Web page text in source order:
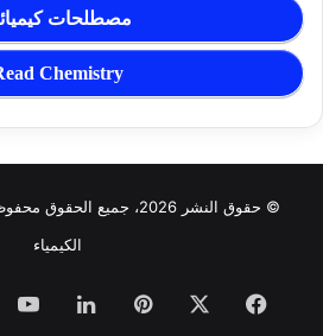
مصطلحات
Chemistry
© حقوق النشر 2026، جميع الحقوق محفوظة |
الكيمياء
فيسبوك بينتيريستلينكدإن